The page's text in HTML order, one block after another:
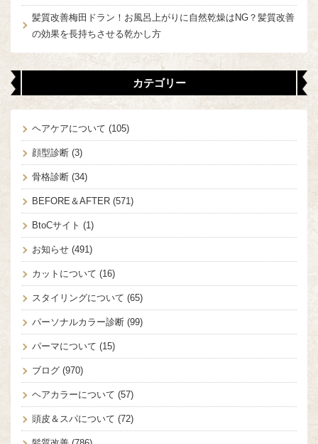
髪質改善梅田ドラン！お風呂上がりに自然乾燥はNG？髪質改善
の効果を長持ちさせる乾かし方
カテゴリー
ヘアケアについて (105)
顔型診断 (3)
骨格診断 (34)
BEFORE＆AFTER (571)
BtoCサイト (1)
お知らせ (491)
カットについて (16)
スタイリングについて (65)
パーソナルカラー診断 (99)
パーマについて (15)
ブログ (970)
ヘアカラーについて (57)
頭皮＆スパについて (72)